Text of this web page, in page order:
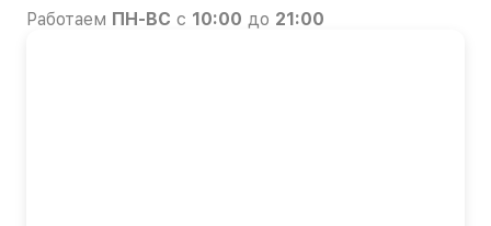
Работаем ПН-ВС с 10:00 до 21:00